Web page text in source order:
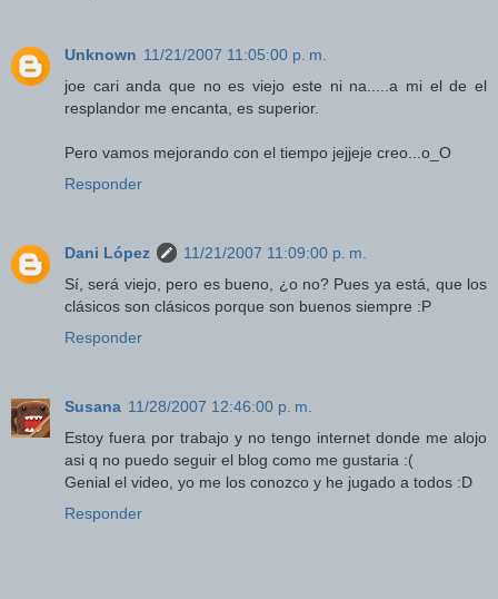
Unknown 11/21/2007 11:05:00 p. m.
joe cari anda que no es viejo este ni na.....a mi el de el
resplandor me encanta, es superior.
Pero vamos mejorando con el tiempo jejjeje creo...o_O
Responder
Dani López
11/21/2007 11:09:00 p. m.
Sí, será viejo, pero es bueno, ¿o no? Pues ya está, que los
clásicos son clásicos porque son buenos siempre :P
Responder
Susana 11/28/2007 12:46:00 p. m.
Estoy fuera por trabajo y no tengo internet donde me alojo
asi q no puedo seguir el blog como me gustaria :(
Genial el video, yo me los conozco y he jugado a todos :D
Responder